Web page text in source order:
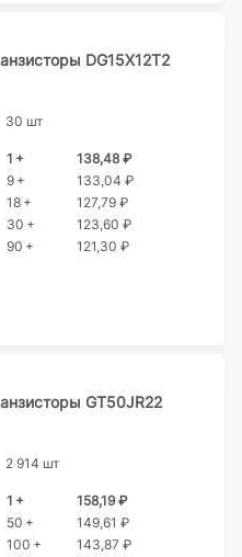
DG15X12T2
30 шт
1 +
138,48 ₽
9 +
133,04 ₽
18 +
127,79 ₽
30 +
123,60 ₽
90 +
121,30 ₽
GT50JR22
2 914 шт
1 +
158,19 ₽
50 +
149,61 ₽
100 +
143,87 ₽